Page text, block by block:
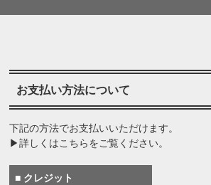
お支払い方法について
下記の方法でお支払いいただけます。
▶詳しくはこちらをご覧ください。
■ クレジット